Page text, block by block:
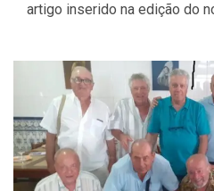
artigo inserido na edição do